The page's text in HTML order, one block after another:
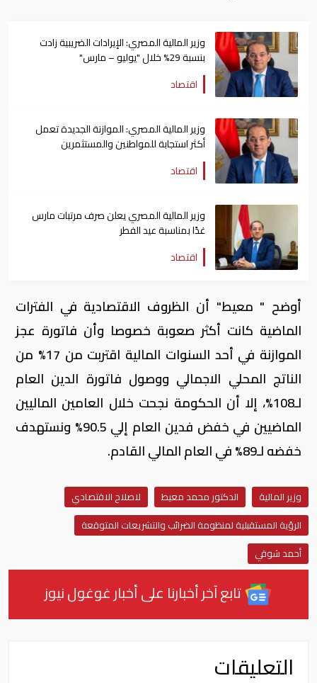
وزير المالية المصري: الإيرادات الضريبية زادت
بنسبة 29% خلال "يوليو – مارس"
اقتصاد
وزير المالية المصري: الموازنة الجديدة تعمل
أكثر استجابة للمواطنين والمستثمرين
اقتصاد
وزير المالية المصري يعلن صرف مرتبات مارس
غدًا بمناسبة عيد الفطر
اقتصاد
أوضح " معيط" أن الظروف الاقتصادية في الفترات
الماضية كانت أكثر صعوبة خصوصا وأن فاتورة عجز
الموازنة في أحد السنوات المالية اقتربت من 17% من
الناتج المحلي الاجمالي ووصول فاتورة الدين العام
لـ108%، إلا أن الحكومة نجحت خلال العامين الماليين
الماضيين في خفض فدين العام إلي 90.5% ونستهدف
خفضه لـ89% في العام المالي القادم.
وزير المالية الدكتور محمد معيط
لاصلاح الاقتصادي
الرؤية المستقبلية لمنظومة الضرائب والتشريعات المتوقعة
أحمد شوقي
تابع آخر أخبارنا على أخبار غوغول نيوز
التعليقات